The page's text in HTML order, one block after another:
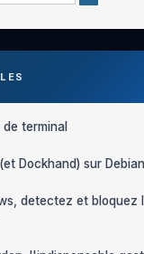
terminal
Dockhand) sur Debian
detectez et bloquez